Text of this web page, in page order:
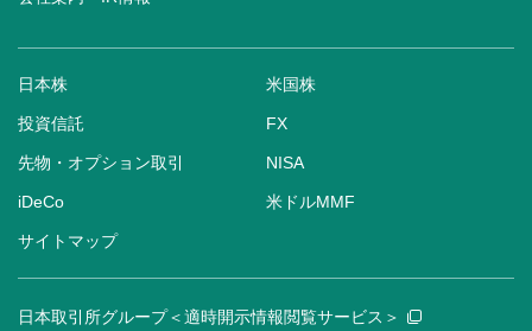
日本株 米国株
投資信託 FX
先物・オプション取引 NISA
iDeCo 米ドルMMF
サイトマップ
日本取引所グループ＜適時開示情報閲覧サービス＞